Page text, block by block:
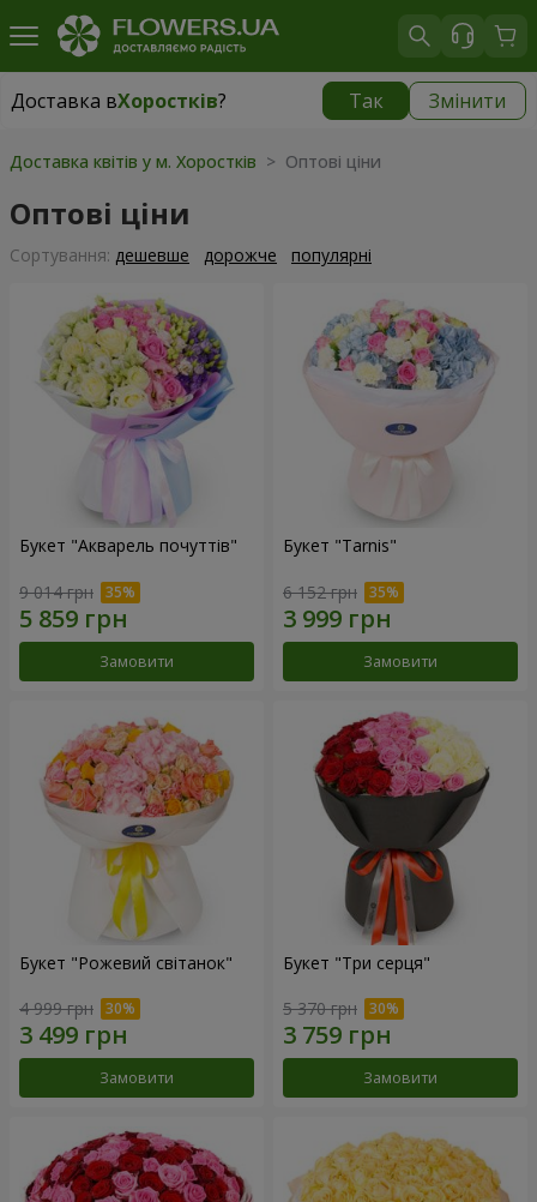
Доставка вХоростків? Так Змінити
Доставка вХоростків|
Доставка квітів у м. Хоростків > Оптові ціни
Оптові ціни
Сортування: дешевше дорожче популярні
Букет "Акварель почуттів"
9 014 грн
Замовити
Букет "Tarnis"
6 152 грн
Замовити
Букет "Рожевий світанок"
4 999 грн
Замовити
Букет "Три серця"
5 370 грн
Замовити